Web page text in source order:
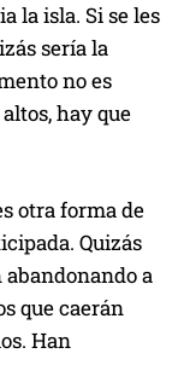
la isla. Si se les
sería la
no es
hay que
otra forma de
Quizás
a
que caerán
Han